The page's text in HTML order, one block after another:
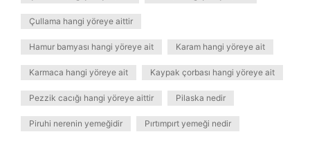
Çullama hangi yöreye aittir
Hamur bamyası hangi yöreye ait Karam hangi yöreye ait
Karmaca hangi yöreye ait Kaypak çorbası hangi yöreye ait
Pezzik cacığı hangi yöreye aittir Pilaska nedir
Piruhi nerenin yemeğidir Pırtımpırt yemeği nedir